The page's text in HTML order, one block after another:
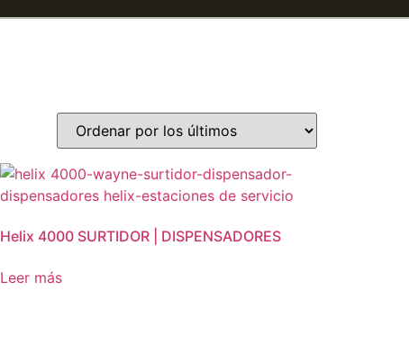
Helix 4000 SURTIDOR | DISPENSADORES
Leer más